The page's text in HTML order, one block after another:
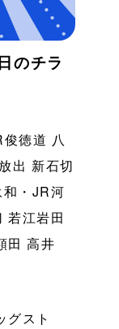
のチラ
徳道 八
放出 新石切
・JR河
若江岩田
田 高井
スト